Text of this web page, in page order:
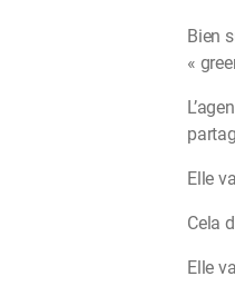
Bien
«
Elle
Cela
Elle